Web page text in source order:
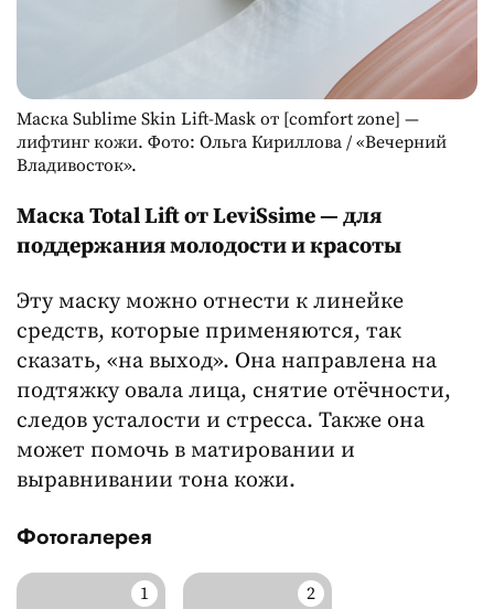
Маска Sublime Skin Lift-Mask от [comfort zone] —
лифтинг кожи. Фото: Ольга Кириллова / «Вечерний
Владивосток».
Маска Total Lift от LeviSsime — для
поддержания молодости и красоты
Эту маску можно отнести к линейке
средств, которые применяются, так
сказать, «на выход». Она направлена на
подтяжку овала лица, снятие отёчности,
следов усталости и стресса. Также она
может помочь в матировании и
выравнивании тона кожи.
Фотогалерея